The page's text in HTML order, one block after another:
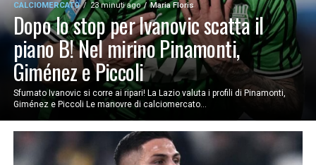
CALCIOMERCATO 23 minuti ago Maria Floris
Dopo lo stop per Ivanovic scatta il
piano B! Nel mirino Pinamonti,
Giménez e Piccoli
Sfumato Ivanovic si corre ai ripari! La Lazio valuta i profili di Pinamonti,
Giménez e Piccoli Le manovre di calciomercato...